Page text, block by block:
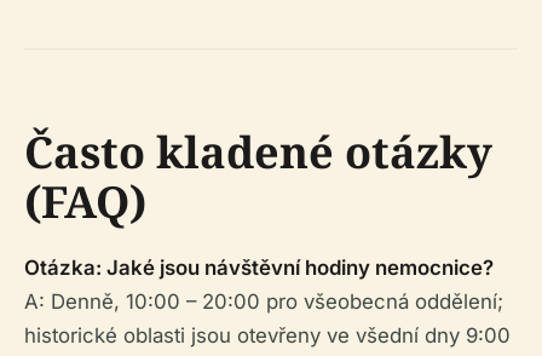
Často kladené otázky
(FAQ)
Otázka: Jaké jsou návštěvní hodiny nemocnice?
A: Denně, 10:00 – 20:00 pro všeobecná oddělení;
historické oblasti jsou otevřeny ve všední dny 9:00